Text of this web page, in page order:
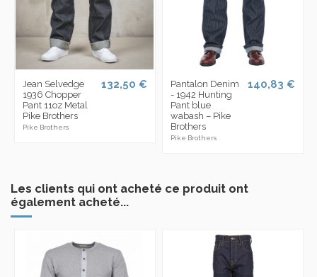
Jean Selvedge
1936 Chopper
Pant 11oz Metal
Pike Brothers
Pike Brothers
132,50 €
Pantalon Denim
- 1942 Hunting
Pant blue
wabash – Pike
Brothers
Pike Brothers
140,83 €
Les clients qui ont acheté ce produit ont
également acheté...